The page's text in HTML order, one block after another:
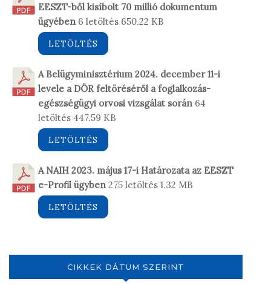
EESZT-ből kisíbolt 70 millió dokumentum
ügyében 6 letöltés 650.22 KB
LETÖLTÉS
A Belügyminisztérium 2024. december 11-i
levele a DÖR feltöréséről a foglalkozás-
egészségügyi orvosi vizsgálat során 64
letöltés 447.59 KB
LETÖLTÉS
A NAIH 2023. május 17-i Határozata az EESZT
e-Profil ügyben 275 letöltés 1.32 MB
LETÖLTÉS
CIKKEK DÁTUM SZERINT